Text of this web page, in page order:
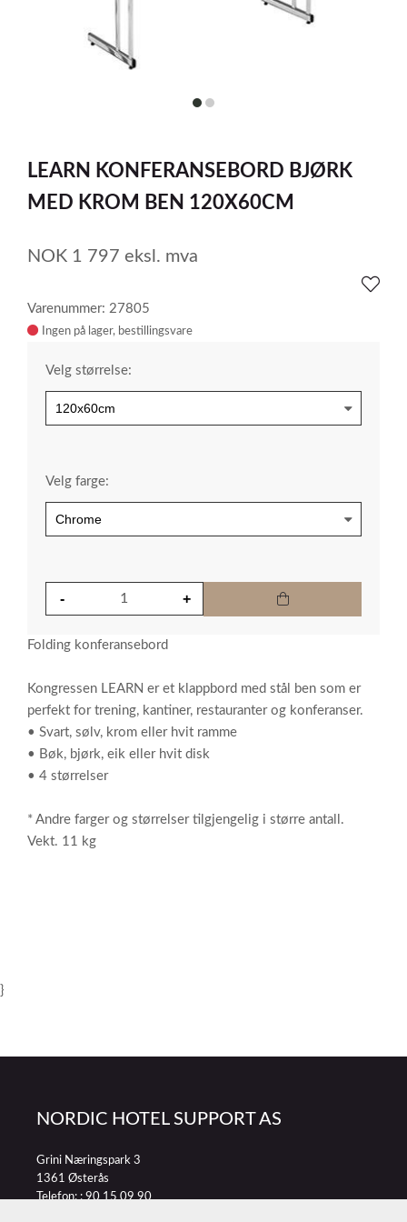
itemitem
of
2
LEARN KONFERANSEBORD BJØRK
MED KROM BEN 120X60CM
NOK 1 797 eksl. mva
Varenummer: 27805
Ingen på lager
Velg størrelse:
Velg farge:
Folding konferansebord
Kongressen LEARN er et klappbord med stål ben som er
perfekt for trening, kantiner, restauranter og konferanser.
• Svart, sølv, krom eller hvit ramme
• Bøk, bjørk, eik eller hvit disk
• 4 størrelser
* Andre farger og størrelser tilgjengelig i større antall.
Vekt. 11 kg
}
NORDIC HOTEL SUPPORT AS
Grini Næringspark 3
1361 Østerås
Telefon: :90 15 09 90